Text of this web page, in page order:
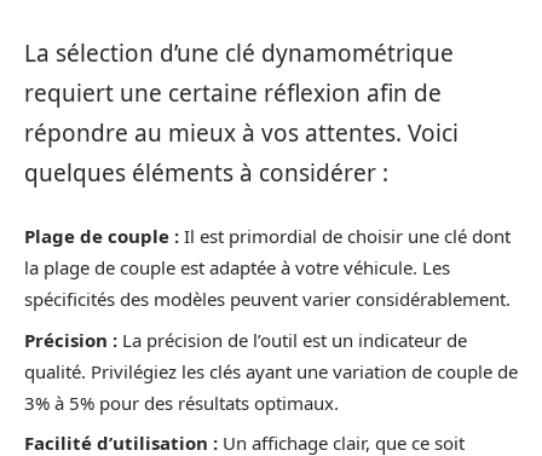
La sélection d’une clé dynamométrique
requiert une certaine réflexion afin de
répondre au mieux à vos attentes. Voici
quelques éléments à considérer :
Plage de couple : Il est primordial de choisir une clé dont
la plage de couple est adaptée à votre véhicule. Les
spécificités des modèles peuvent varier considérablement.
Précision : La précision de l’outil est un indicateur de
qualité. Privilégiez les clés ayant une variation de couple de
3% à 5% pour des résultats optimaux.
Facilité d’utilisation : Un affichage clair, que ce soit